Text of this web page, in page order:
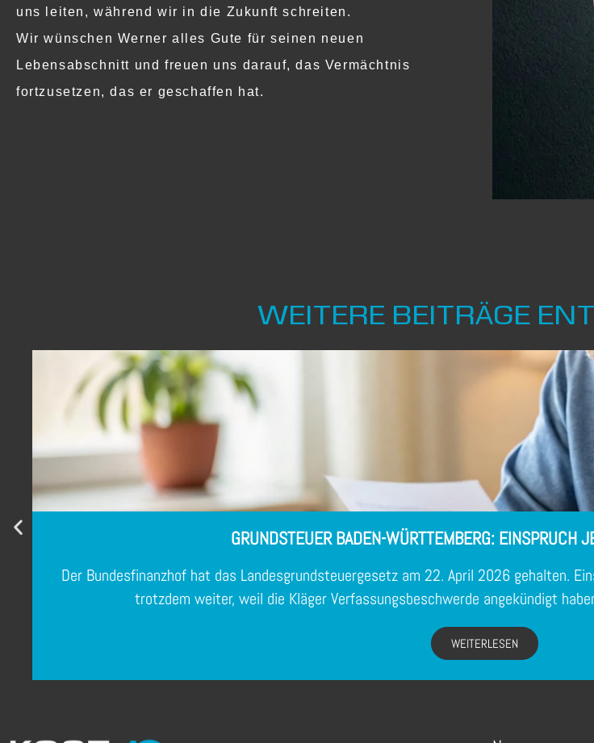
uns leiten, während wir in die Zukunft schreiten.
Wir wünschen Werner alles Gute für seinen neuen
Lebensabschnitt und freuen uns darauf, das Vermächtnis
fortzusetzen, das er geschaffen hat.
WEITERE BEITRÄGE
GRUNDSTEUER BADEN-WÜRTTEMBERG: EINSPRUCH
Der Bundesfinanzhof hat das Landesgrundsteuergesetz am 22. April 2026 gehalten.
trotzdem weiter, weil die Kläger Verfassungsbeschwerde angekündigt
WEITERLESEN